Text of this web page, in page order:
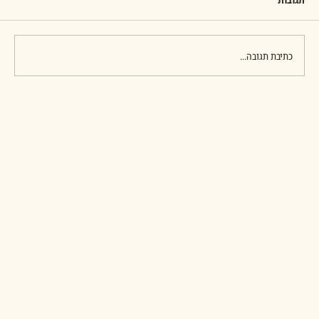
הזה יוביל אחר כך לעונש אי כניסתו של משה לארץ
המובטחת אבל מהי באמת סיבת המעשה של משה? המדרש
נותן כמה ה
כתיבת תגובה...